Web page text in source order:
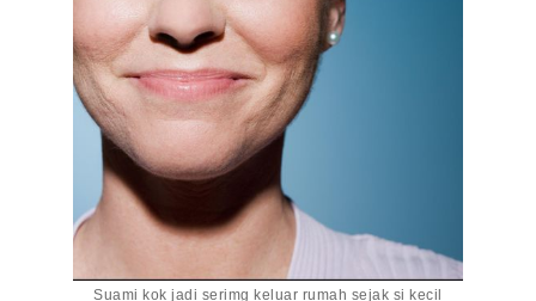
Suami kok jadi serimg keluar rumah sejak si kecil